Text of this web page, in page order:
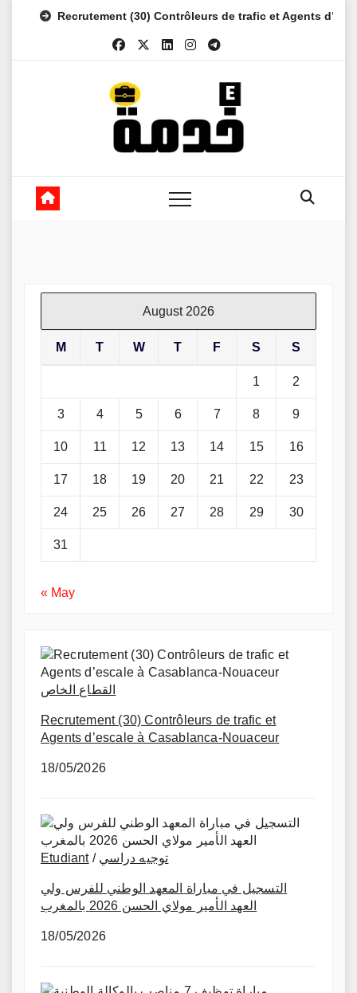
Recrutement (30) Contrôleurs de trafic et Agents
August 2026
M T W T F S S
1 2
3 4 5 6 7 8 9
10 11 12 13 14 15 16
17 18 19 20 21 22 23
24 25 26 27 28 29 30
31
« May
القطاع الخاص
Recrutement (30) Contrôleurs de trafic et
Agents d’escale à Casablanca-Nouaceur
18/05/2026
Etudiant/ توجيه دراسي
التسجيل في مباراة المعهد الوطني للفرس ولي
العهد الأمير مولاي الحسن 2026 بالمغرب
18/05/2026